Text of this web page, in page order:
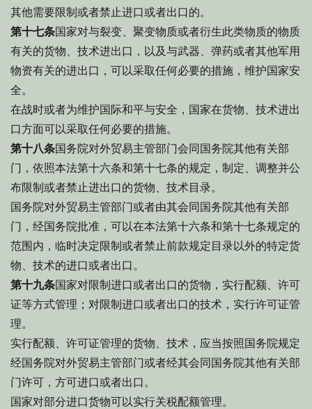
其他需要限制或者禁止进口或者出口的。
第十七条国家对与裂变、聚变物质或者衍生此类物质的物质
有关的货物、技术进出口，以及与武器、弹药或者其他军用
物资有关的进出口，可以采取任何必要的措施，维护国家安
全。
在战时或者为维护国际和平与安全，国家在货物、技术进出
口方面可以采取任何必要的措施。
第十八条国务院对外贸易主管部门会同国务院其他有关部
门，依照本法第十六条和第十七条的规定，制定、调整并公
布限制或者禁止进出口的货物、技术目录。
国务院对外贸易主管部门或者由其会同国务院其他有关部
门，经国务院批准，可以在本法第十六条和第十七条规定的
范围内，临时决定限制或者禁止前款规定目录以外的特定货
物、技术的进口或者出口。
第十九条国家对限制进口或者出口的货物，实行配额、许可
证等方式管理；对限制进口或者出口的技术，实行许可证管
理。
实行配额、许可证管理的货物、技术，应当按照国务院规定
经国务院对外贸易主管部门或者经其会同国务院其他有关部
门许可，方可进口或者出口。
国家对部分进口货物可以实行关税配额管理。